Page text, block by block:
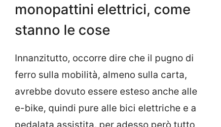
monopattini elettrici, come
stanno le cose
Innanzitutto, occorre dire che il pugno di
ferro sulla mobilità, almeno sulla carta,
avrebbe dovuto essere esteso anche alle
e-bike, quindi pure alle bici elettriche e a